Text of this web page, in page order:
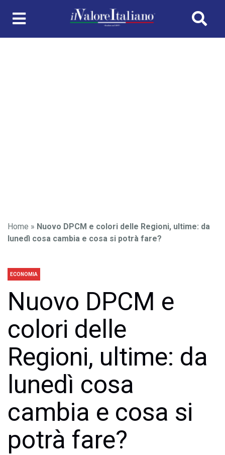
Home » Nuovo DPCM e colori delle Regioni, ultime: da
lunedì cosa cambia e cosa si potrà fare?
ECONOMIA
Nuovo DPCM e
colori delle
Regioni, ultime: da
lunedì cosa
cambia e cosa si
potrà fare?